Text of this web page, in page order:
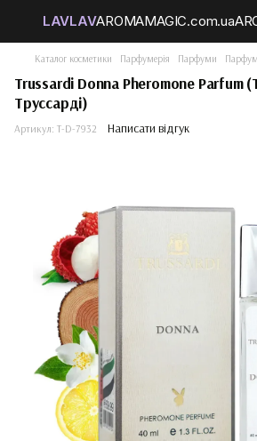
Каталог косметики Парфумерія Парфуми
Trussardi Donna Pheromone Parfum
Труссарді)
Артикул: T-D-7932 Написати відгук